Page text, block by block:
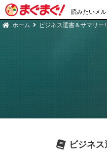
読みたいメ
ホーム ビジネス選書＆サマリー
ビジネ